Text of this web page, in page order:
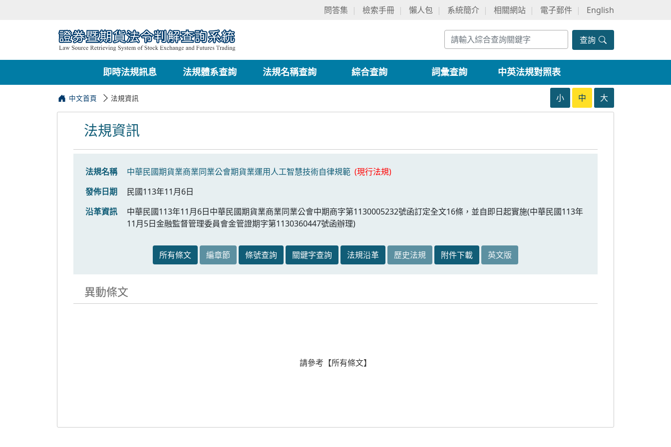
問答集 檢索手冊 懶人包 系統簡介 相關網站 電子郵件 English
查詢
即時法規訊息 法規體系查詢 法規名稱查詢 綜合查詢 詞彙查詢 中英法規對照表
中文首頁 法規資訊 小 中 大
法規資訊
法規名稱 中華民國期貨業商業同業公會期貨業運用人工智慧技術自律規範 (現行法規)
發佈日期
民國113年11月6日
沿革資訊
中華民國113年11月6日中華民國期貨業商業同業公會中期商字第1130005232號函訂定全文16條，並自即日起實施(中華民國113年
11月5日金融監督管理委員會金管證期字第1130360447號函辦理)
所有條文 編章節 條號查詢 關鍵字查詢 法規沿革 歷史法規 附件下載 英文版
異動條文
請參考【所有條文】